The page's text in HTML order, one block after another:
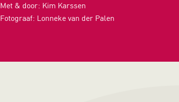
Met & door: Kim Karssen
Fotograaf: Lonneke van der Palen